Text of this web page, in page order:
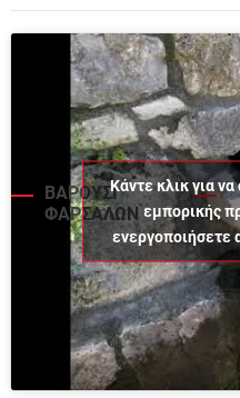
ΒΑΡΟΥΣΙ
ΦΑΡΣΑΛΩΝ
Κάντε κλικ για
εμπορικής
ενεργοποιήσετε